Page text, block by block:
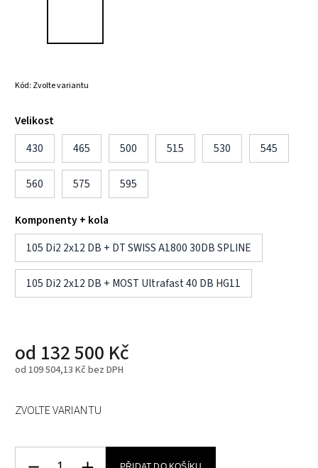
Kód: Zvolte variantu
Velikost
430
465 500 515 530 545
560 575 595
Komponenty + kola
105 Di2 2x12 DB + DT SWISS A1800 30DB SPLINE
105 Di2 2x12 DB + MOST Ultrafast 40 DB HG11
od 132 500 Kč
od 109 504,13 Kč bez DPH
ZVOLTE VARIANTU